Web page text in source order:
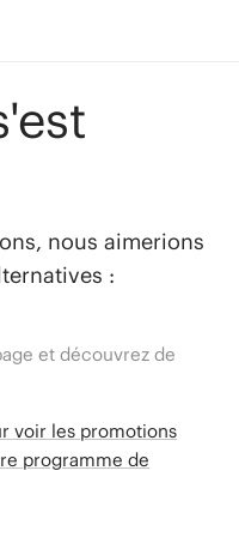
nous aimerions
:
et découvrez de
voir les promotions
programme de